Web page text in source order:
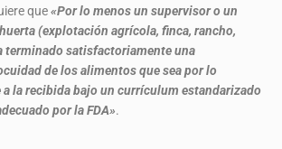
que«Por lo menos un supervisor o un
(explotación agrícola, finca, rancho,
terminado satisfactoriamente una
de los alimentos que sea por lo
la recibida bajo un currículum estandarizado
por la FDA».